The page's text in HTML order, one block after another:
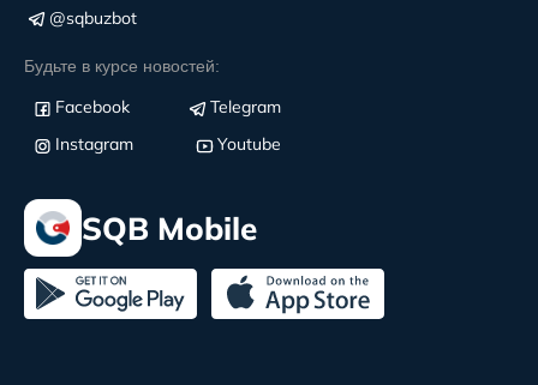
@sqbuzbot
Будьте в курсе новостей:
Facebook
Telegram
Instagram
Youtube
SQB Mobile